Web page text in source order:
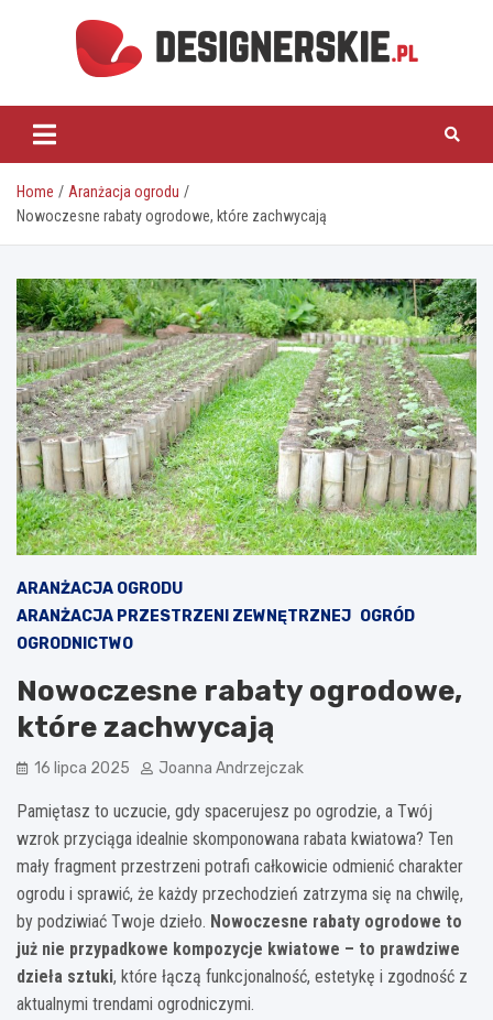
designerskie.pl
Home
Aranżacja ogrodu
Nowoczesne rabaty ogrodowe, które zachwycają
ARANŻACJA OGRODU
ARANŻACJA PRZESTRZENI ZEWNĘTRZNEJ OGRÓD
OGRODNICTWO
Nowoczesne rabaty ogrodowe,
które zachwycają
16 lipca 2025 Joanna Andrzejczak
Pamiętasz to uczucie, gdy spacerujesz po ogrodzie, a Twój
wzrok przyciąga idealnie skomponowana rabata kwiatowa? Ten
mały fragment przestrzeni potrafi całkowicie odmienić charakter
ogrodu i sprawić, że każdy przechodzień zatrzyma się na chwilę,
by podziwiać Twoje dzieło. Nowoczesne rabaty ogrodowe to
już nie przypadkowe kompozycje kwiatowe – to prawdziwe
dzieła sztuki, które łączą funkcjonalność, estetykę i zgodność z
aktualnymi trendami ogrodniczymi.